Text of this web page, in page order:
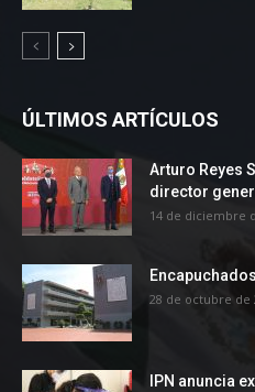
ÚLTIMOS ARTÍCULOS
Arturo Reyes
director
14 de diciembre
28 de octubre de
IPN anuncia